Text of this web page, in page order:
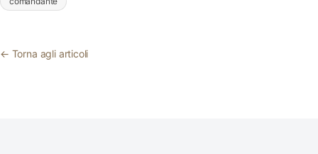
← Torna agli articoli